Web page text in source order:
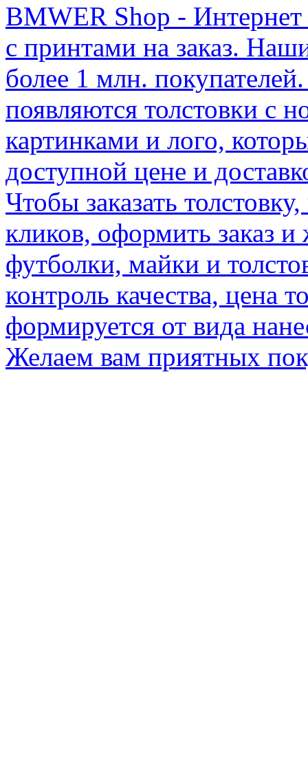
BMWER Shop - Интернет
с принтами на заказ.
более 1 млн.
появляются толстовки с
картинками и лого,
доступной цене и
Чтобы заказать
кликов, оформить заказ
футболки, майки и
контроль качества, цена
формируется от вида
Желаем вам приятных